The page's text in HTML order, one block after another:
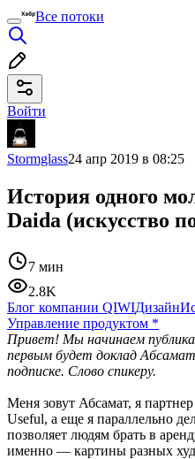
Все потоки
Войти
Stormglass24 апр 2019 в 08:25
История одного
Daida (искусство
7 мин
2.8K
Блог компании QIWIДизайн
Управление продуктом *
Привет! Мы начинаем
первым будет доклад
подписке. Слово спикеру.
Меня зовут Абсамат, я
Useful, а еще я параллельно
позволяет людям брать в
именно — картины разных